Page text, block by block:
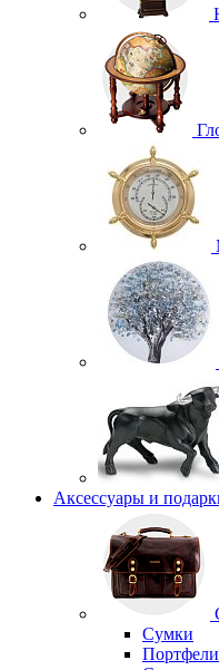
Аксессуары и
Сумки
Портфели